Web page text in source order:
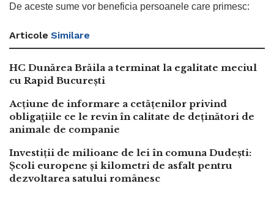
De aceste sume vor beneficia persoanele care primesc:
Articole Similare
HC Dunărea Brăila a terminat la egalitate meciul
cu Rapid București
Acțiune de informare a cetățenilor privind
obligațiile ce le revin în calitate de deținători de
animale de companie
Investiții de milioane de lei în comuna Dudești:
Școli europene și kilometri de asfalt pentru
dezvoltarea satului românesc